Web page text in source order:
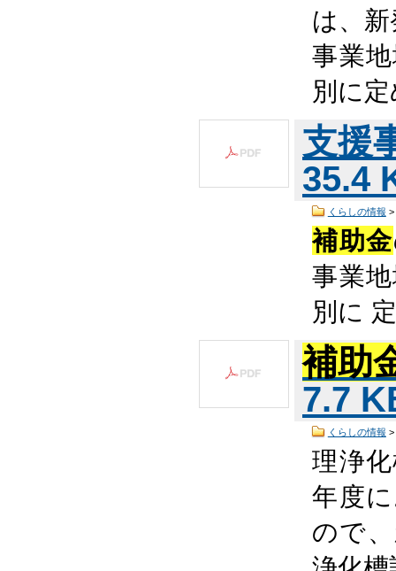
は、
事業
別に
支援
35.4
くらしの情報 >
補助金
事業
別に
補助
7.7
くらしの情報 >
理浄
年度
ので